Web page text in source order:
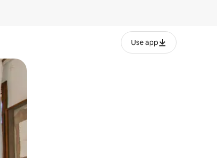
Use app